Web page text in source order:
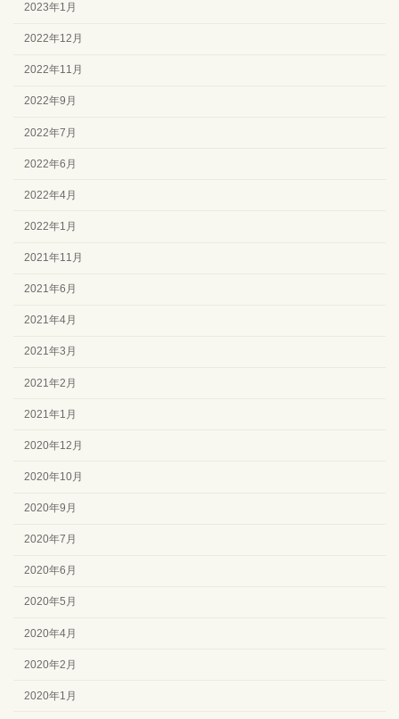
2023年1月
2022年12月
2022年11月
2022年9月
2022年7月
2022年6月
2022年4月
2022年1月
2021年11月
2021年6月
2021年4月
2021年3月
2021年2月
2021年1月
2020年12月
2020年10月
2020年9月
2020年7月
2020年6月
2020年5月
2020年4月
2020年2月
2020年1月